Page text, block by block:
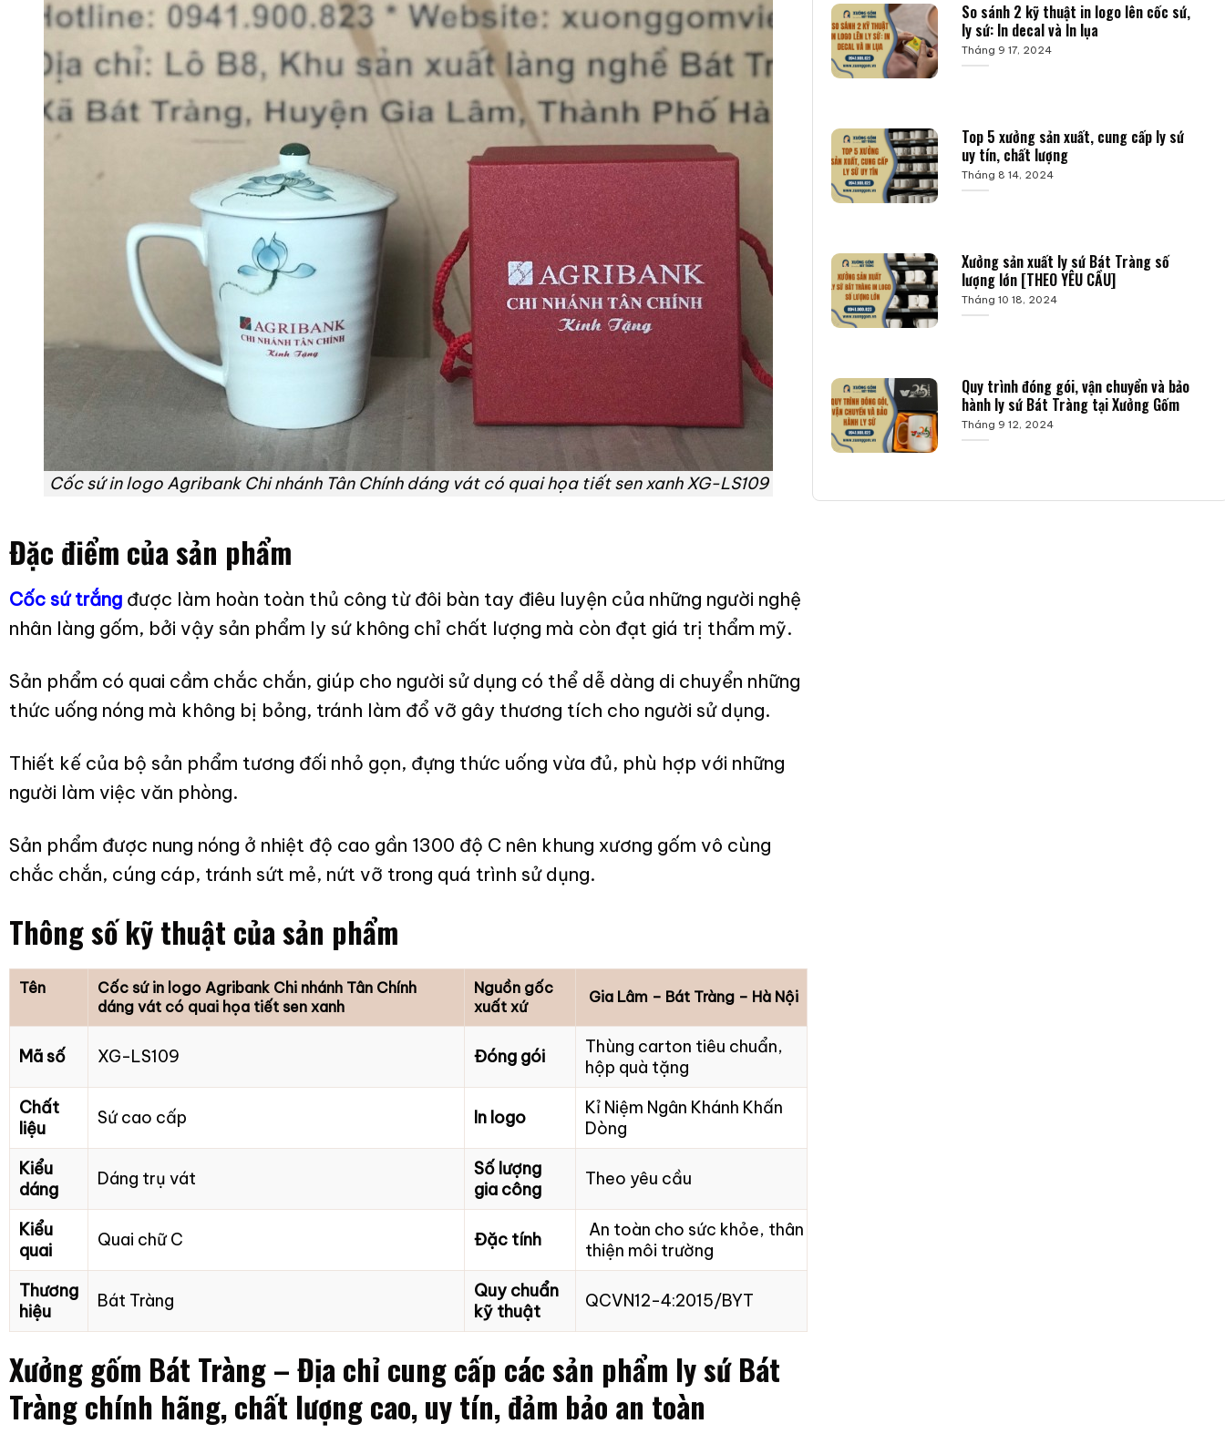
Cốc sứ in logo Agribank Chi nhánh Tân Chính dáng vát có quai họa tiết sen xanh XG-LS109
Đặc điểm của sản phẩm
Cốc sứ trắng được làm hoàn toàn thủ công từ đôi bàn tay điêu luyện của những người nghệ
nhân làng gốm, bởi vậy sản phẩm ly sứ không chỉ chất lượng mà còn đạt giá trị thẩm mỹ.
Sản phẩm có quai cầm chắc chắn, giúp cho người sử dụng có thể dễ dàng di chuyển những
thức uống nóng mà không bị bỏng, tránh làm đổ vỡ gây thương tích cho người sử dụng.
Thiết kế của bộ sản phẩm tương đối nhỏ gọn, đựng thức uống vừa đủ, phù hợp với những
người làm việc văn phòng.
Sản phẩm được nung nóng ở nhiệt độ cao gần 1300 độ C nên khung xương gốm vô cùng
chắc chắn, cúng cáp, tránh sứt mẻ, nứt vỡ trong quá trình sử dụng.
Thông số kỹ thuật của sản phẩm
Tên
Cốc sứ in logo Agribank Chi nhánh Tân Chính
dáng vát có quai họa tiết sen xanh
Nguồn gốc
xuất xứ
Gia Lâm – Bát Tràng – Hà Nội
Mã số XG-LS109 Đóng gói
Thùng carton tiêu chuẩn,
hộp quà tặng
Chất
liệu
Sứ cao cấp In logo
Kỉ Niệm Ngân Khánh Khấn
Dòng
Kiểu
dáng
Dáng trụ vát
Số lượng
gia công
Theo yêu cầu
Kiểu
quai
Quai chữ C Đặc tính
An toàn cho sức khỏe, thân
thiện môi trường
Thương
hiệu
Bát Tràng
Quy chuẩn
kỹ thuật
QCVN12-4:2015/BYT
Xưởng gốm Bát Tràng – Địa chỉ cung cấp các sản phẩm ly sứ Bát
Tràng chính hãng, chất lượng cao, uy tín, đảm bảo an toàn
So sánh 2 kỹ thuật in logo lên cốc sứ,
ly sứ: In decal và In lụa
Tháng 9 17, 2024
Top 5 xưởng sản xuất, cung cấp ly sứ
uy tín, chất lượng
Tháng 8 14, 2024
Xưởng sản xuất ly sứ Bát Tràng số
lượng lớn [THEO YÊU CẦU]
Tháng 10 18, 2024
Quy trình đóng gói, vận chuyển và bảo
hành ly sứ Bát Tràng tại Xưởng Gốm
Tháng 9 12, 2024